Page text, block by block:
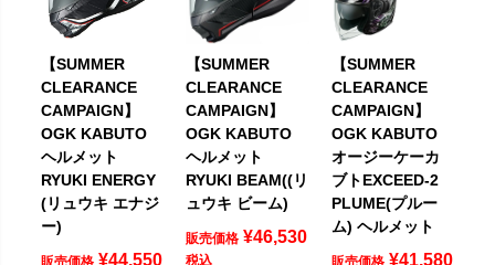
【SUMMER
CLEARANCE
CAMPAIGN】
OGK KABUTO
ヘルメット
RYUKI ENERGY
(リュウキ エナジ
ー)
¥44,550
【SUMMER
CLEARANCE
CAMPAIGN】
OGK KABUTO
ヘルメット
RYUKI BEAM((リ
ュウキ ビーム)
販売価格 ¥46,530
税込
【SUMMER
CLEARANCE
CAMPAIGN】
OGK KABUTO
オージーケーカ
ブトEXCEED-2
PLUME(プルー
ム) ヘルメット
¥41,580